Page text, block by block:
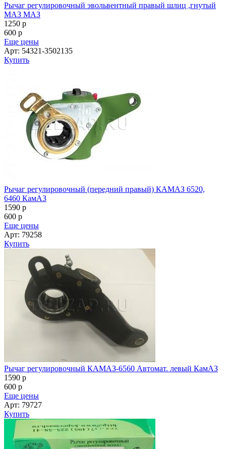
Рычаг регулировочный эвольвентный правый шлиц ,гнутый
МАЗ МАЗ
1250 p
600 p
Еще цены
Арт: 54321-3502135
Купить
Рычаг регулировочный (передний правый) КАМАЗ 6520,
6460 КамАЗ
1590 p
600 p
Еще цены
Арт: 79258
Купить
Рычаг регулировочный КАМАЗ-6560 Автомат. левый КамАЗ
1590 p
600 p
Еще цены
Арт: 79727
Купить